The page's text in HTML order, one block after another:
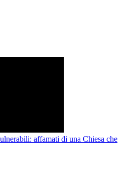
affamati di una Chiesa che